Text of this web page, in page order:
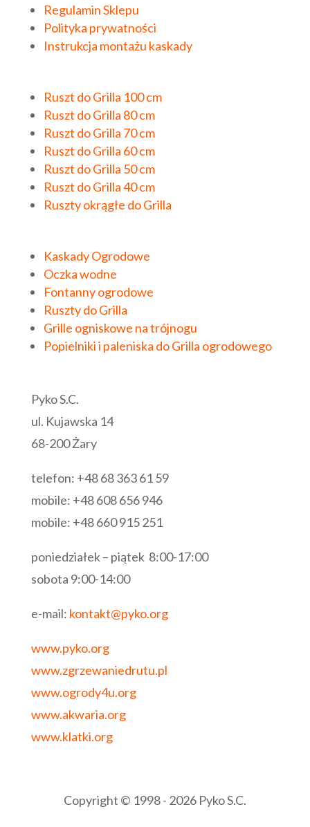
Regulamin Sklepu
Polityka prywatności
Instrukcja montażu kaskady
Ruszt do Grilla 100 cm
Ruszt do Grilla 80 cm
Ruszt do Grilla 70 cm
Ruszt do Grilla 60 cm
Ruszt do Grilla 50 cm
Ruszt do Grilla 40 cm
Ruszty okrągłe do Grilla
Kaskady Ogrodowe
Oczka wodne
Fontanny ogrodowe
Ruszty do Grilla
Grille ogniskowe na trójnogu
Popielniki i paleniska do Grilla ogrodowego
Pyko S.C.
ul. Kujawska 14
68-200 Żary
telefon: +48 68 363 61 59
mobile: +48 608 656 946
mobile: +48 660 915 251
poniedziałek – piątek 8:00-17:00
sobota 9:00-14:00
e-mail: kontakt@pyko.org
www.pyko.org
www.zgrzewaniedrutu.pl
www.ogrody4u.org
www.akwaria.org
www.klatki.org
Copyright © 1998 - 2026 Pyko S.C.